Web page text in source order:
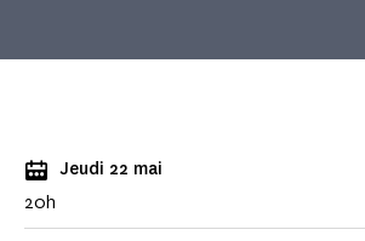
Jeudi 22 mai
20h